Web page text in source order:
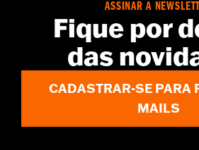
ASSINAR A
Fique por
das
CADASTRAR-SE PARA
MAILS